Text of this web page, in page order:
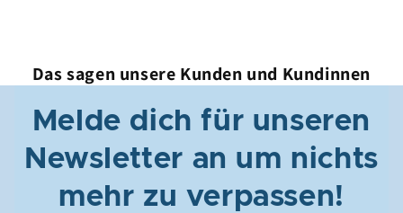
Das sagen unsere Kunden und Kundinnen
Melde dich für unseren
Newsletter an um nichts
mehr zu verpassen!